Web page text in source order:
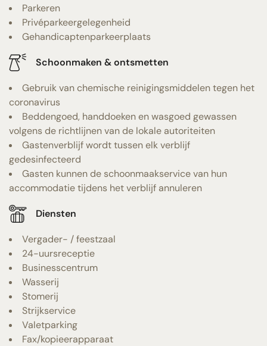
Parkeren
Privéparkeergelegenheid
Gehandicaptenparkeerplaats
Schoonmaken & ontsmetten
Gebruik van chemische reinigingsmiddelen tegen het
coronavirus
Beddengoed, handdoeken en wasgoed gewassen
volgens de richtlijnen van de lokale autoriteiten
Gastenverblijf wordt tussen elk verblijf
gedesinfecteerd
Gasten kunnen de schoonmaakservice van hun
accommodatie tijdens het verblijf annuleren
Diensten
Vergader- / feestzaal
24-uursreceptie
Businesscentrum
Wasserij
Stomerij
Strijkservice
Valetparking
Fax/kopieerapparaat